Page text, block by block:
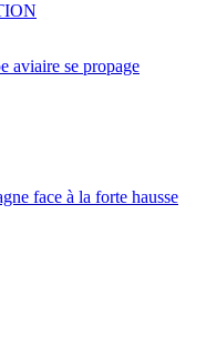
aviaire se propage
face à la forte hausse